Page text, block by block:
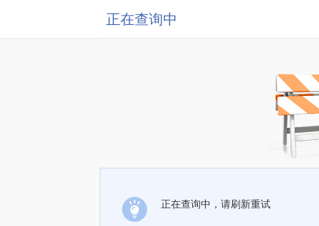
正在查询中
正在查询中，请刷新重试